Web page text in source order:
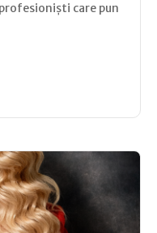
care pun